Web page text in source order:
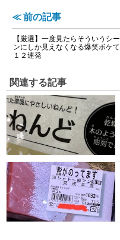
≪ 前の記事
【厳選】一度見たらそういうシー
ンにしか見えなくなる爆笑ボケて
１２連発
関連する記事